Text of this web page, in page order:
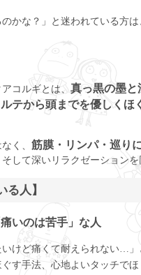
のかな？」と迷われている方
コルギとは、 真っ黒の墨と
テから頭までを優しくほ
く、 筋膜・リンパ・巡り
して深いリラクゼーションを
人】
いのは苦手」な人
けど痛くて耐えられない…」
す手法、心地よいタッチでほ